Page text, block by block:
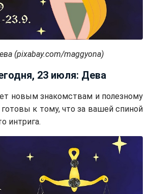
(pixabay.com/maggyona)
23 июля: Дева
новым знакомствам и полезному
к тому, что за вашей спиной
интрига.